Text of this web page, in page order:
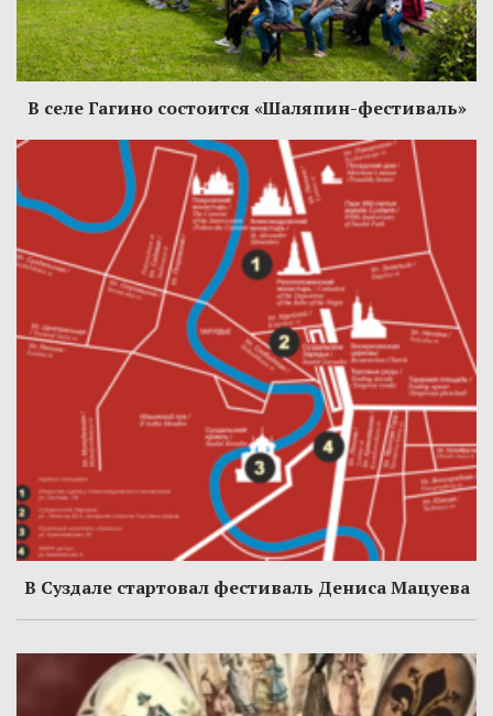
В селе Гагино состоится «Шаляпин-фестиваль»
В Суздале стартовал фестиваль Дениса Мацуева